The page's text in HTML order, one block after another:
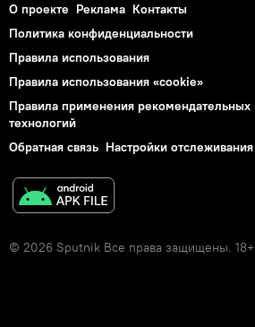
О проекте Реклама Контакты
Политика конфиденциальности
Правила использования
Правила использования «cookie»
Правила применения рекомендательных
технологий
Обратная связь Настройки отслеживания
© 2026 Sputnik Все права защищены. 18+